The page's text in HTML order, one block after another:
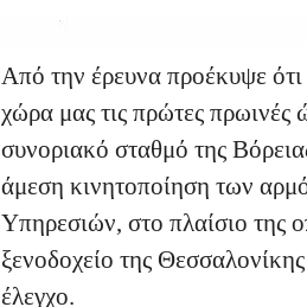
Από την έρευνα προέκυψε ότι
χώρα μας τις πρώτες πρωινές
συνοριακό σταθμό της
άμεση κινητοποίηση των
Υπηρεσιών, στο πλαίσιο της
ξενοδοχείο της
έλεγχο.